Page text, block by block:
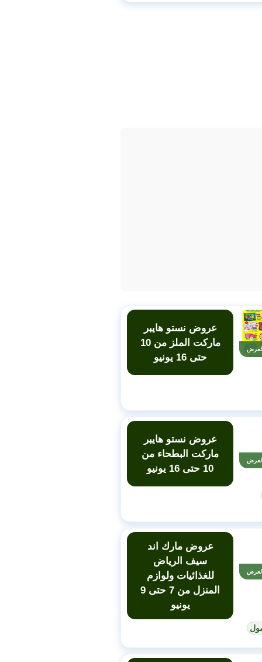
عروض نستو هايبر
ماركت الملز من 10
حتى 16 يونيو
عروض نستو هايبر
ماركت البطحاء من
10 حتى 16 يونيو
عروض مارك اند
سيف الرياض
للغذائيات ولوازم
المنزل من 7 حتى 9
يونيو